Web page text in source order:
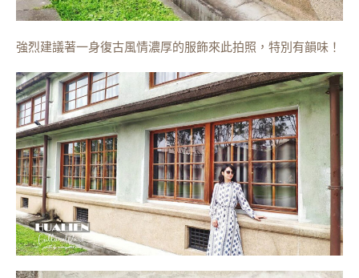
強烈建議著一身復古風情濃厚的服飾來此拍照，特別有韻味！